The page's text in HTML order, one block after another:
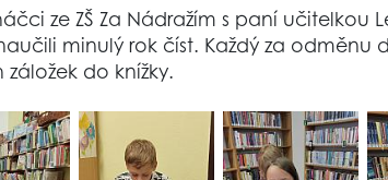
ze ZŠ Za Nádražím s paní učitelkou
minulý rok číst. Každý za odměnu
do knížky.